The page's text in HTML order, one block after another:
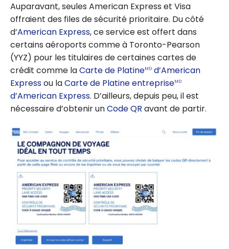
Auparavant, seules American Express et Visa
offraient des files de sécurité prioritaire. Du côté
d’American Express, ce service est offert dans
certains aéroports comme à Toronto-Pearson
(YYZ) pour les titulaires de certaines cartes de
crédit comme laCarte de PlatineMD d’American
Expressou laCarte de Platine entrepriseMD
d’American Express. D’ailleurs, depuis peu, il est
nécessaire d’obtenir unCode QR avant de partir.